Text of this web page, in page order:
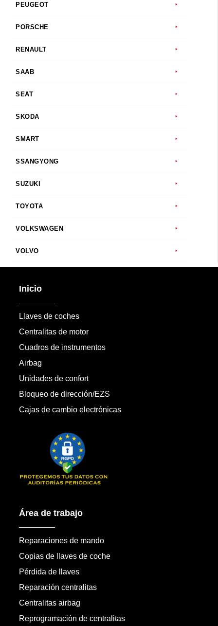
PEUGEOT
PORSCHE
RENAULT
SAAB
SEAT
SKODA
SMART
SSANGYONG
SUZUKI
TOYOTA
VOLKSWAGEN
VOLVO
Inicio
Llaves de coches
Centralitas de motor
Cuadros de instrumentos
Airbag
Unidades de confort
Bloqueo de dirección/EZS
Cajas de cambio electrónicas
Área de trabajo
Reparaciones de mando
Copias de llaves de coche
Pérdida de llaves
Reparación centralitas
Centralitas airbag
Reprogramación de centralitas